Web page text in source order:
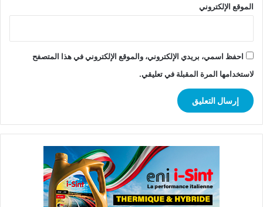
الموقع الإلكتروني
احفظ اسمي، بريدي الإلكتروني، والموقع الإلكتروني في هذا المتصفح
لاستخدامها المرة المقبلة في تعليقي.